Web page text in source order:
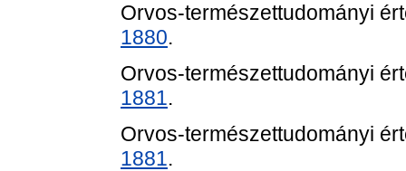
Orvos-természettudományi
1880.
Orvos-természettudományi
1881.
Orvos-természettudományi
1881.